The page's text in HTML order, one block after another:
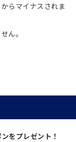
らマイナスされま
ん。
をプレゼント！